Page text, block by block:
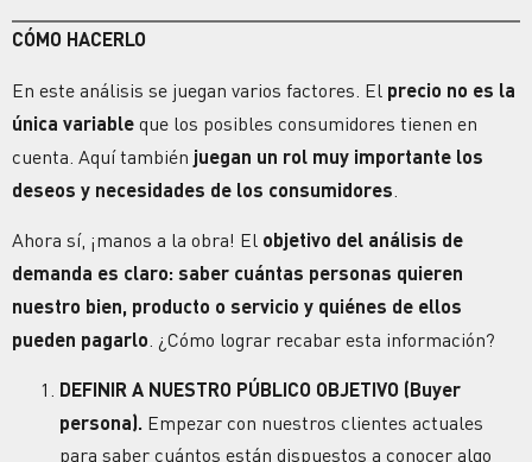
CÓMO HACERLO
En este análisis se juegan varios factores. El precio no es la
única variable que los posibles consumidores tienen en
cuenta. Aquí también juegan un rol muy importante los
deseos y necesidades de los consumidores
Ahora sí, ¡manos a la obra! El objetivo del análisis de
demanda es claro: saber cuántas personas quieren
nuestro bien, producto o servicio y quiénes de ellos
pueden pagarlo . ¿Cómo lograr recabar esta información?
DEFINIR A NUESTRO PÚBLICO OBJETIVO (Buyer
persona). Empezar con nuestros clientes actuales
para saber cuántos están dispuestos a conocer algo